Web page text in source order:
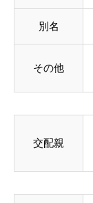
別名
その他
交配親